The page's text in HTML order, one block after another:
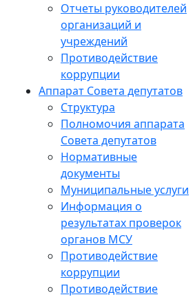
Отчеты руководителей
организаций и
учреждений
Противодействие
коррупции
Аппарат Совета депутатов
Структура
Полномочия аппарата
Совета депутатов
Нормативные
документы
Муниципальные услуги
Информация о
результатах проверок
органов МСУ
Противодействие
коррупции
Противодействие